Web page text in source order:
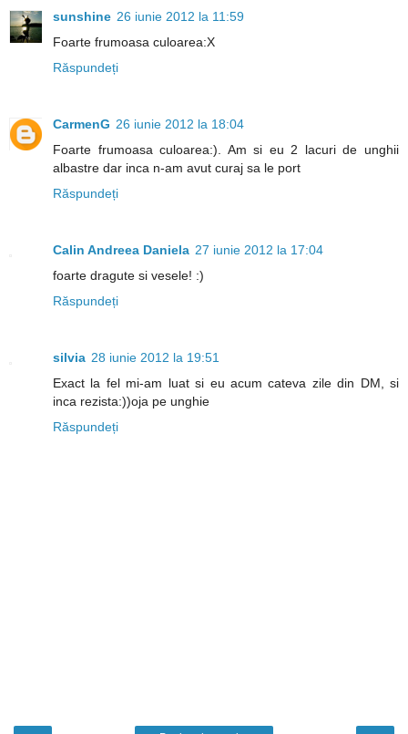
sunshine 26 iunie 2012 la 11:59
Foarte frumoasa culoarea:X
Răspundeți
CarmenG 26 iunie 2012 la 18:04
Foarte frumoasa culoarea:). Am si eu 2 lacuri de unghii
albastre dar inca n-am avut curaj sa le port
Răspundeți
Calin Andreea Daniela 27 iunie 2012 la 17:04
foarte dragute si vesele! :)
Răspundeți
silvia 28 iunie 2012 la 19:51
Exact la fel mi-am luat si eu acum cateva zile din DM, si
inca rezista:))oja pe unghie
Răspundeți